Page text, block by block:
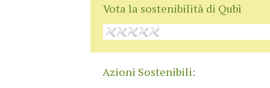
Vota la sostenibilità di Qubì
Azioni Sostenibili: